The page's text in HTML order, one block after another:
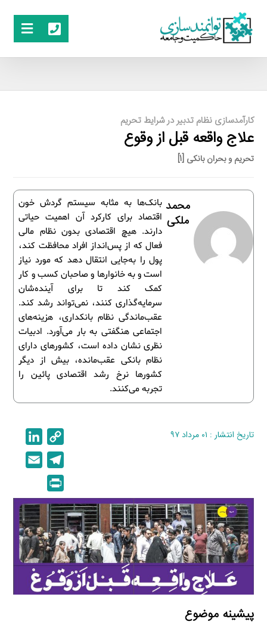
کارآمدسازی نظام تدبیر در شرایط تحریم
علاج واقعه قبل از وقوع
تحریم و بحران بانکی [1]
بانک‌ها به‌ مثابه سیستم گردش خون
اقتصاد برای کارکرد آن اهمیت حیاتی
دارند. هیچ اقتصادی بدون نظام مالی
فعال که از پس‌انداز افراد محافظت کند،
پول را به‌جایی انتقال دهد که مورد نیاز
است و به خانوارها و صاحبان کسب‌ و کار
کمک کند تا برای آینده‌شان
سرمایه‌گذاری کنند، نمی‌تواند رشد کند.
عقب‌ماندگی نظام بانکداری، هزینه‌های
اجتماعی هنگفتی به بار می‌آورد. ادبیات
نظری نشان داده است، کشورهای دارای
نظام بانکی عقب‌مانده، بیش از دیگر
کشورها نرخ رشد اقتصادی پائین را
تجربه می‌کنند.
محمد
ملکی
تاریخ انتشار : ۰۱ مرداد ۹۷
o
p
y
L
n
k
i
n
e
d
I
n
e
l
e
g
r
a
m
i
l
r
n
t
پیشینه موضوع